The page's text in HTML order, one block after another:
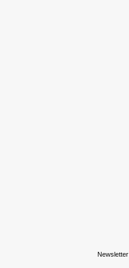
Newsletter